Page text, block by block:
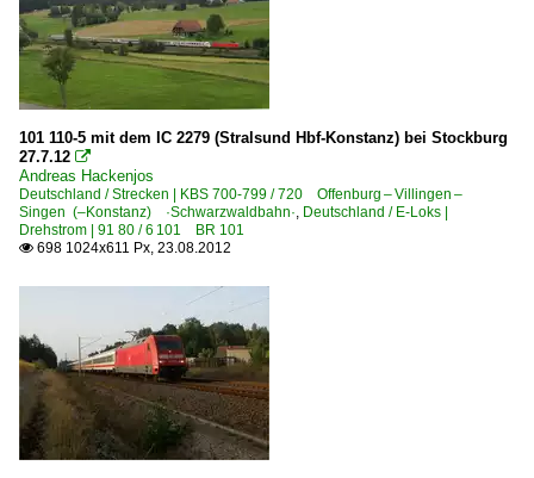
101 110-5 mit dem IC 2279 (Stralsund Hbf-Konstanz) bei Stockburg
27.7.12 
Andreas Hackenjos
Deutschland / Strecken | KBS 700-799 / 720 Offenburg – Villingen –
Singen (–Konstanz) ·Schwarzwaldbahn·, Deutschland / E-Loks |
Drehstrom | 91 80 / 6 101 BR 101
 698 1024x611 Px, 23.08.2012